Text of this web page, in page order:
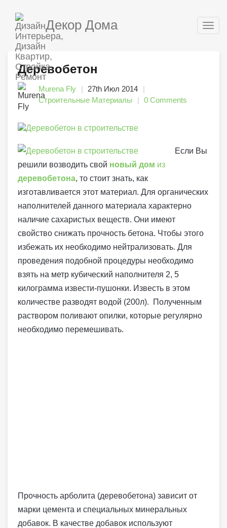
Декор Дома
Деревобетон
Murena Fly
27th Июл 2014
Строительные Материалы
0 Comments
Если Вы
решили возводить свой новый дом из
деревобетона, то стоит знать, как
изготавливается этот материал. Для органических
наполнителей данного материала характерно
наличие сахаристых веществ. Они имеют
свойство снижать прочность бетона. Чтобы этого
избежать их необходимо нейтрализовать. Для
проведения подобной процедуры необходимо
взять на метр кубический наполнителя 2, 5
килограмма извести-пушонки. Известь в этом
количестве разводят водой (200л). Полученным
раствором поливают опилки, которые регулярно
необходимо перемешивать.
Прочность арболита (деревобетона) зависит от
марки цемента и специальных минеральных
добавок. В качестве добавок используют